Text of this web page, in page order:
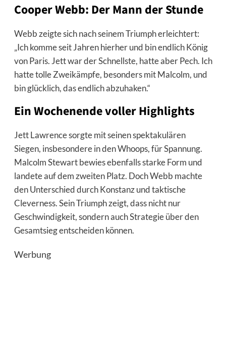
Cooper Webb: Der Mann der Stunde
Webb zeigte sich nach seinem Triumph erleichtert:
„Ich komme seit Jahren hierher und bin endlich König
von Paris. Jett war der Schnellste, hatte aber Pech. Ich
hatte tolle Zweikämpfe, besonders mit Malcolm, und
bin glücklich, das endlich abzuhaken.“
Ein Wochenende voller Highlights
Jett Lawrence sorgte mit seinen spektakulären
Siegen, insbesondere in den Whoops, für Spannung.
Malcolm Stewart bewies ebenfalls starke Form und
landete auf dem zweiten Platz. Doch Webb machte
den Unterschied durch Konstanz und taktische
Cleverness. Sein Triumph zeigt, dass nicht nur
Geschwindigkeit, sondern auch Strategie über den
Gesamtsieg entscheiden können.
Werbung